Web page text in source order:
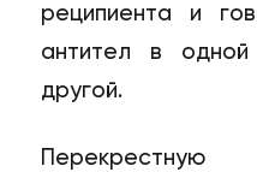
реципиента и
антител в
другой.